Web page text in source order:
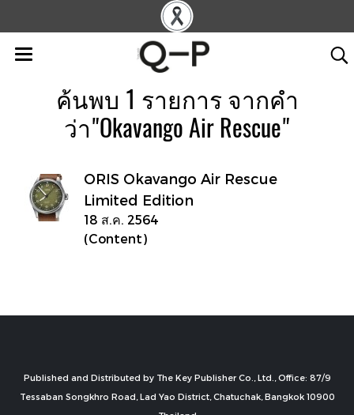
ค้นพบ 1 รายการ จากคำ
ว่า"Okavango Air Rescue"
ORIS Okavango Air Rescue
Limited Edition
18 ส.ค. 2564
(Content)
Published and Distributed by The Key Publisher Co., Ltd., Office: 87/9
Tessaban Songkhro Road, Lad Yao District, Chatuchak, Bangkok 10900